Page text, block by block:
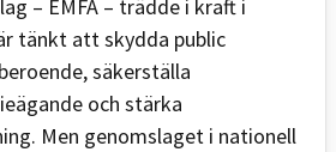
– EMFA – trädde i kraft i
tänkt att skydda public
säkerställa
och stärka
Men genomslaget i nationell